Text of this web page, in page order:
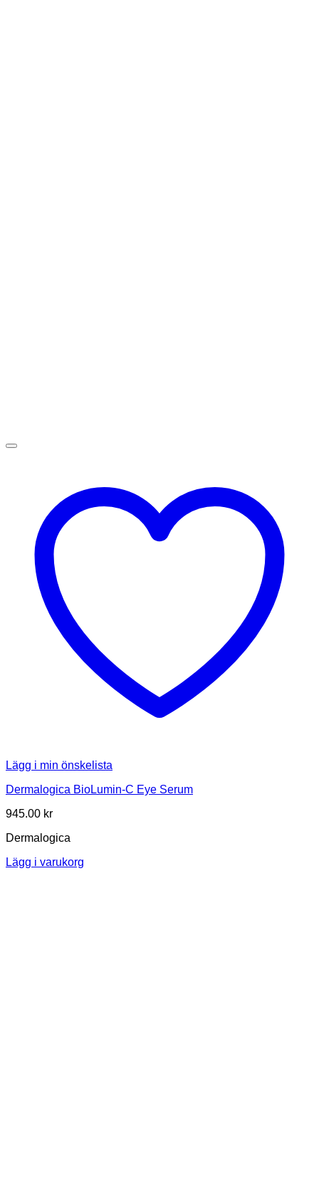
Lägg i min önskelista
Dermalogica BioLumin-C Eye Serum
945.00 kr
Dermalogica
Lägg i varukorg